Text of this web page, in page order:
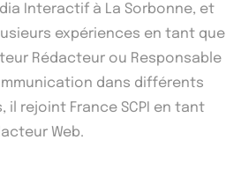
Interactif à La Sorbonne, et
expériences en tant que
Rédacteur ou Responsable
dans différents
il rejoint France SCPI en tant
Web.